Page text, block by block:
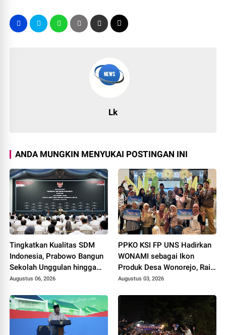
Lk
ANDA MUNGKIN MENYUKAI POSTINGAN INI
Tingkatkan Kualitas SDM
Indonesia, Prabowo Bangun
Sekolah Unggulan hingga
Undang Universitas Terbaik
Augustus 06, 2026
PPKO KSI FP UNS Hadirkan
WONAMI sebagai Ikon
Produk Desa Wonorejo, Raih
Tiga Penghargaan di
2026
Augustus 03, 2026